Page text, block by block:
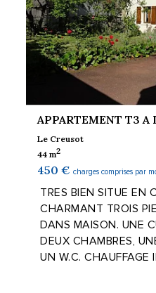
APPARTEMENT T3 A
Le Creusot
44 m2
450 € charges comprises par
TRES BIEN SITUE EN
CHARMANT TROIS
DANS MAISON. UNE
DEUX CHAMBRES,
UN W.C. CHAUFFAGE